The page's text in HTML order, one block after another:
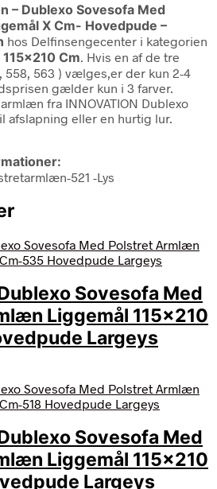
– Dublexo Sovesofa Med
X Cm- Hovedpude –
hos Delfinsengecenter i kategorien
Cm. Hvis en af de tre
563 ) vælges,er der kun 2-4
gælder kun i 3 farver.
fra INNOVATION Dublexo
afslapning eller en hurtig lur.
521 -Lys
Sovesofa Med
Liggemål 115×210
Largeys
Sovesofa Med
Liggemål 115×210
Largeys